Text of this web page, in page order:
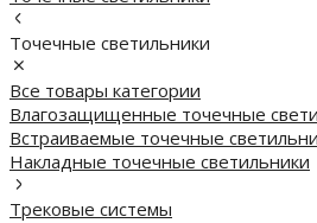
Точечные светильники
Все товары категории
Влагозащищенные точечные
Встраиваемые точечные
Накладные точечные светильники
Трековые системы